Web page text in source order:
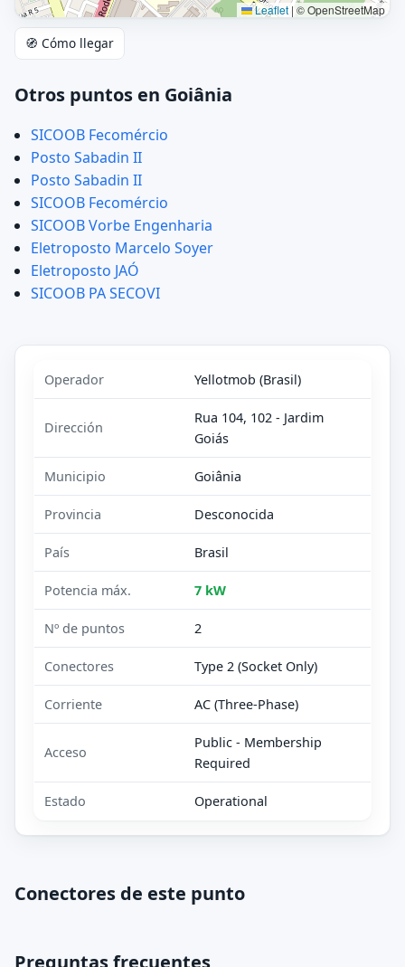
Leaflet | © OpenStreetMap
🧭 Cómo llegar
Otros puntos en Goiânia
SICOOB Fecomércio
Posto Sabadin II
Posto Sabadin II
SICOOB Fecomércio
SICOOB Vorbe Engenharia
Eletroposto Marcelo Soyer
Eletroposto JAÓ
SICOOB PA SECOVI
Operador Yellotmob (Brasil)
Dirección
Rua 104, 102 - Jardim
Goiás
Municipio Goiânia
Provincia Desconocida
País Brasil
Potencia máx. 7 kW
Nº de puntos 2
Conectores Type 2 (Socket Only)
Corriente AC (Three-Phase)
Acceso
Public - Membership
Required
Estado Operational
Conectores de este punto
Preguntas frecuentes